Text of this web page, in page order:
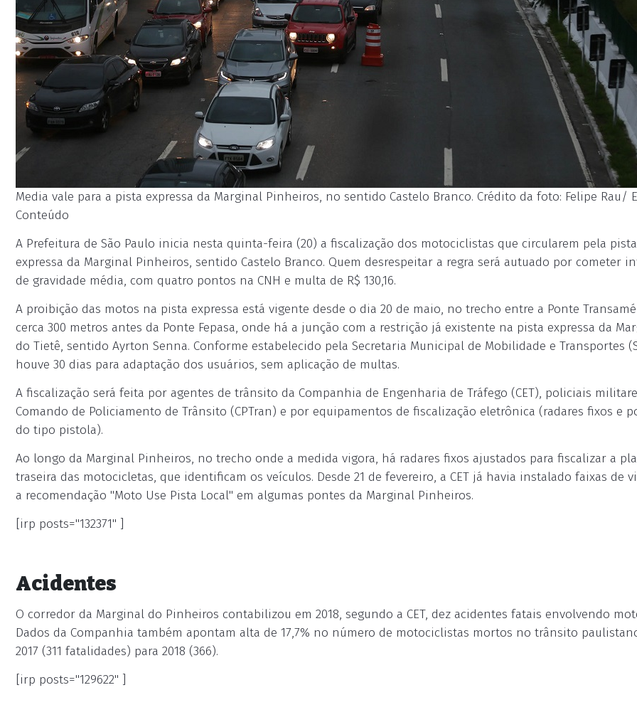
Media vale para a pista expressa da Marginal Pinheiros, no sentido Castelo Branco. Crédito da foto: Felipe Rau/
Conteúdo
A Prefeitura de São Paulo inicia nesta quinta-feira (20) a fiscalização dos motociclistas que circularem pela pista
expressa da Marginal Pinheiros, sentido Castelo Branco. Quem desrespeitar a regra será autuado por cometer
de gravidade média, com quatro pontos na CNH e multa de R$ 130,16.
A proibição das motos na pista expressa está vigente desde o dia 20 de maio, no trecho entre a Ponte
cerca 300 metros antes da Ponte Fepasa, onde há a junção com a restrição já existente na pista expressa da
do Tietê, sentido Ayrton Senna. Conforme estabelecido pela Secretaria Municipal de Mobilidade e Transportes
houve 30 dias para adaptação dos usuários, sem aplicação de multas.
A fiscalização será feita por agentes de trânsito da Companhia de Engenharia de Tráfego (CET), policiais
Comando de Policiamento de Trânsito (CPTran) e por equipamentos de fiscalização eletrônica (radares fixos e
do tipo pistola).
Ao longo da Marginal Pinheiros, no trecho onde a medida vigora, há radares fixos ajustados para fiscalizar a
traseira das motocicletas, que identificam os veículos. Desde 21 de fevereiro, a CET já havia instalado faixas de
a recomendação "Moto Use Pista Local" em algumas pontes da Marginal Pinheiros.
[irp posts="132371" ]
Acidentes
O corredor da Marginal do Pinheiros contabilizou em 2018, segundo a CET, dez acidentes fatais envolvendo
Dados da Companhia também apontam alta de 17,7% no número de motociclistas mortos no trânsito
2017 (311 fatalidades) para 2018 (366).
[irp posts="129622" ]